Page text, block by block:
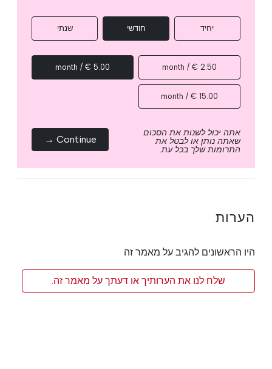
יחיד חודשי שנתי
2.50 € / month
5.00 € / month
15.00 € / month
אתה יכול לשנות את הסכום
שאתה נותן או לבטל את
התרומות שלך בכל עת.
Continue →
הערות
היו הראשונים להגיב על מאמר זה
שלח לנו את הערותיך או דעתך על מאמר זה.